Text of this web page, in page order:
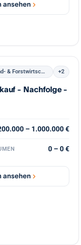
ansehen
Land- & Forstwirtschaft +2
- Nachfolge -
– 1.000.000 €
0 – 0 €
ansehen